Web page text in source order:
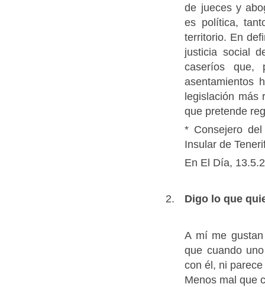
de jueces y
es política,
territorio. En
justicia social
caseríos que,
asentamientos
legislación más
que pretende
* Consejero
Insular de
En El Día,
Digo lo que
A mí me
que cuando
con él, ni
Menos mal que